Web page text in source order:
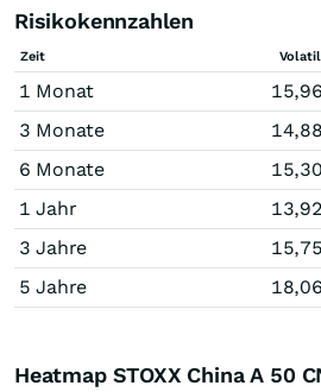
Risikokennzahlen
Zeit
1 Monat
3 Monate
6 Monate
1 Jahr
3 Jahre
5 Jahre
Heatmap STOXX China A 50